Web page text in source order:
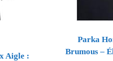
Aigle :
Parka
Brumous –